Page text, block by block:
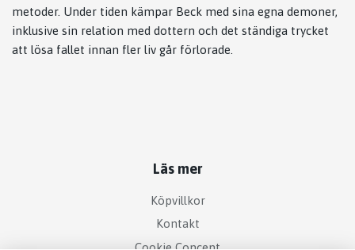
metoder. Under tiden kämpar Beck med sina egna demoner,
inklusive sin relation med dottern och det ständiga trycket
att lösa fallet innan fler liv går förlorade.
Läs mer
Köpvillkor
Kontakt
Cookie Concent